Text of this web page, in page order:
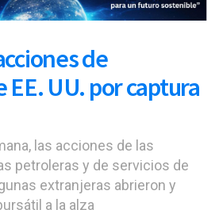
de
UU. por captura
las acciones de las
petroleras y de servicios de
extranjeras abrieron y
a la alza